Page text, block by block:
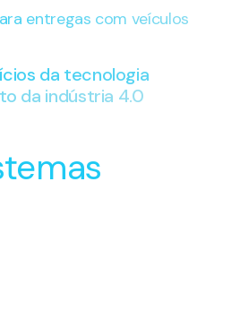
entregas com veículos
da tecnologia
da indústria 4.0